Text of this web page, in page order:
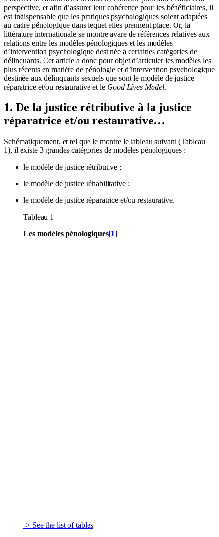
perspective, et afin d’assurer leur cohérence pour les bénéficiaires, il
est indispensable que les pratiques psychologiques soient adaptées
au cadre pénologique dans lequel elles prennent place. Or, la
littérature internationale se montre avare de références relatives aux
relations entre les modèles pénologiques et les modèles
d’intervention psychologique destinée à certaines catégories de
délinquants. Cet article a donc pour objet d’articuler les modèles les
plus récents en matière de pénologie et d’intervention psychologique
destinée aux délinquants sexuels que sont le modèle de justice
réparatrice et/ou restaurative et le Good Lives Model.
1. De la justice rétributive à la justice
réparatrice et/ou restaurative…
Schématiquement, et tel que le montre le tableau suivant (Tableau
1), il existe 3 grandes catégories de modèles pénologiques :
le modèle de justice rétributive ;
le modèle de justice réhabilitative ;
le modèle de justice réparatrice et/ou restaurative.
Tableau 1
Les modèles pénologiques[1]
-> See the list of tables